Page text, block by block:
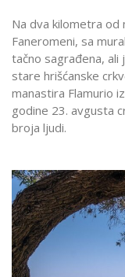
Na dva kilometra od
Faneromeni, sa
tačno sagrađena,
stare hrišćanske
manastira Flamurio
godine 23. avgusta
broja ljudi.